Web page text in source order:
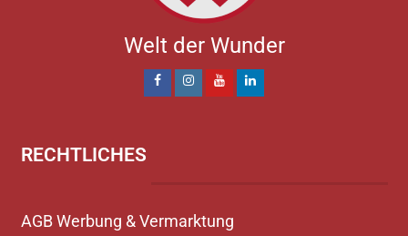
Welt der Wunder
RECHTLICHES
AGB Werbung & Vermarktung